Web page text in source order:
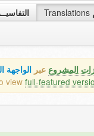
Translations
المشروع عبر الواجهة
viewfull-featured